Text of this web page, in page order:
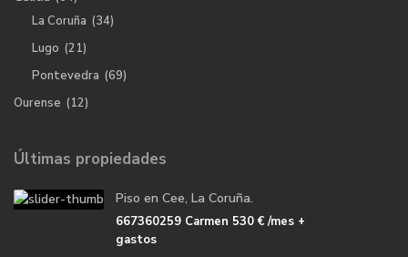
La Coruña (34)
Lugo (21)
Pontevedra (69)
Ourense (12)
Últimas propiedades
Piso en Cee, La Coruña.
667360259 Carmen 530 €/mes +
gastos